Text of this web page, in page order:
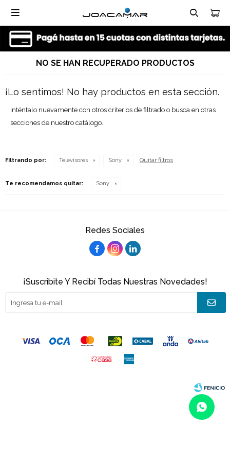

NO SE HAN RECUPERADO PRODUCTOS
¡Lo sentimos! No hay productos en esta sección.
Inténtalo nuevamente con otros criterios de filtrado o busca en otras
secciones de nuestro catálogo.
Filtrando por: Televisores Sony Quitar filtros
Te recomendamos quitar: Sony
Redes Sociales
  
¡Suscribite Y Recibí Todas Nuestras Novedades!